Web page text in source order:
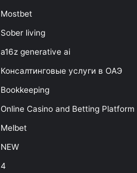
Mostbet
Sober living
a16z generative ai
Консалтинговые услуги в ОАЭ
Bookkeeping
Online Casino and Betting Platform
Melbet
NEW
4